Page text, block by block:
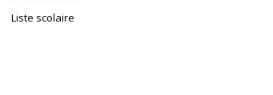
Liste scolaire